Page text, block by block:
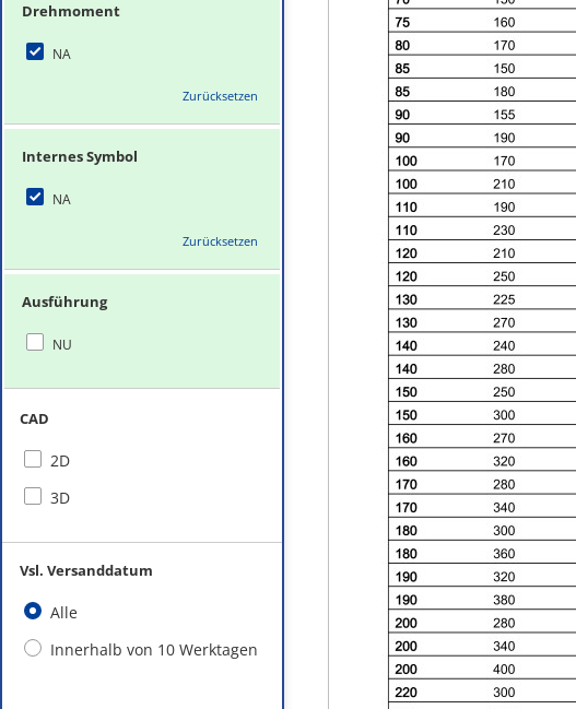
Drehmoment
NA
Zurücksetzen
Internes Symbol
NA
Zurücksetzen
Ausführung
NU
CAD
2D
3D
Vsl. Versanddatum
Alle
Innerhalb von 10 Werktagen